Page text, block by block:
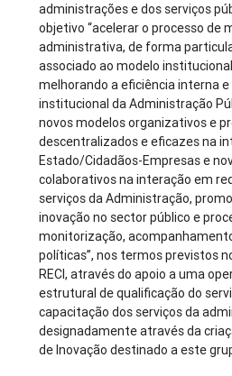
administrações e dos serviços
objetivo “acelerar o processo de
administrativa, de forma
associado ao modelo
melhorando a eficiência interna
institucional da Administração
novos modelos organizativos e
descentralizados e eficazes na
Estado/Cidadãos-Empresas e
colaborativos na interação em
serviços da Administração,
inovação no sector público e
monitorização,
políticas”, nos termos previstos
RECI, através do apoio a uma
estrutural de qualificação do
capacitação dos serviços da
designadamente através da
de Inovação destinado a este